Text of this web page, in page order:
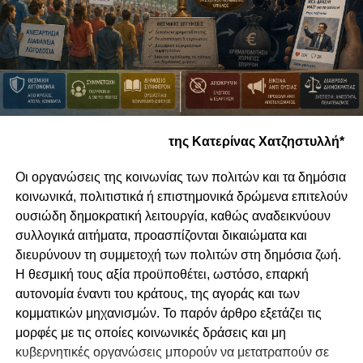
της Κατερίνας Χατζηστυλλή*
Οι οργανώσεις της κοινωνίας των πολιτών και τα δημόσια
κοινωνικά, πολιτιστικά ή επιστημονικά δρώμενα επιτελούν
ουσιώδη δημοκρατική λειτουργία, καθώς αναδεικνύουν
συλλογικά αιτήματα, προασπίζονται δικαιώματα και
διευρύνουν τη συμμετοχή των πολιτών στη δημόσια ζωή.
Η θεσμική τους αξία προϋποθέτει, ωστόσο, επαρκή
αυτονομία έναντι του κράτους, της αγοράς και των
κομματικών μηχανισμών. Το παρόν άρθρο εξετάζει τις
μορφές με τις οποίες κοινωνικές δράσεις και μη
κυβερνητικές οργανώσεις μπορούν να μετατραπούν σε